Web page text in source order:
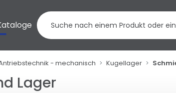
- mechanisch Kugellager
Lager